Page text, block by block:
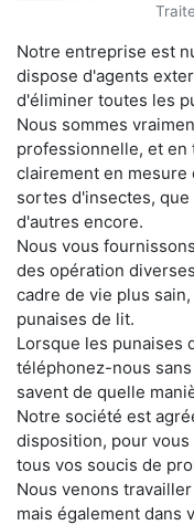
Notre entreprise est
dispose d'agents
d'éliminer toutes les
Nous sommes
professionnelle, et en
clairement en
sortes d'insectes,
d'autres encore.
Nous vous
des opération
cadre de vie plus
punaises de lit.
Lorsque les punaises
téléphonez-nous
savent de quelle
Notre société est
disposition, pour
tous vos soucis de
Nous venons
mais également dans